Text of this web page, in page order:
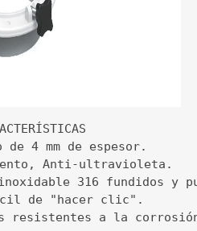
4 mm de espesor.
Anti-ultravioleta.
316 fundidos y
de "hacer clic".
resistentes a la